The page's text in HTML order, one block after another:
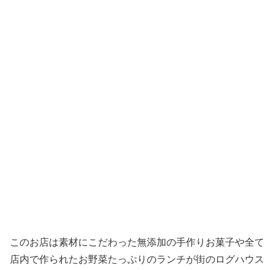
このお店は素材にこだわった無添加の手作りお菓子や全て
店内で作られたお野菜たっぷりのランチが街のログハウス